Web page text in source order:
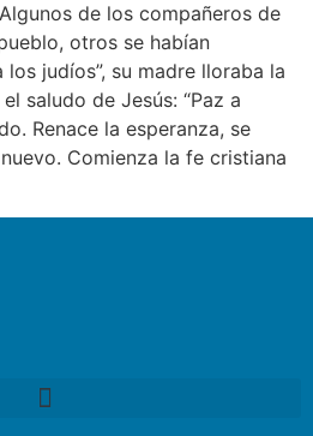
de los compañeros de
otros se habían
judíos”, su madre lloraba la
saludo de Jesús: “Paz a
Renace la esperanza, se
Comienza la fe cristiana